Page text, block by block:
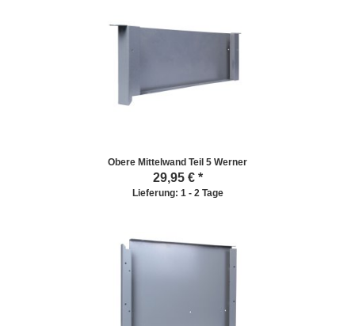
Obere Mittelwand Teil 5 Werner
29,95€ *
Lieferung: 1 - 2 Tage